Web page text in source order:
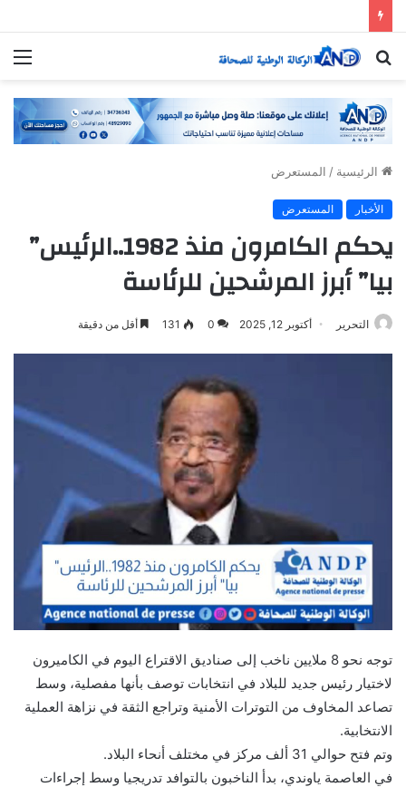
بحث
الرئيسية / المستعرض
الأخبار المستعرض
يحكم الكامرون منذ 1982..الرئيس”
بيا” أبرز المرشحين للرئاسة
التحرير أكتوبر 12, 2025 0
131 أقل من دقيقة
توجه نحو 8 ملايين ناخب إلى صناديق الاقتراع اليوم في الكاميرون
لاختيار رئيس جديد للبلاد في انتخابات توصف بأنها مفصلية، وسط
تصاعد المخاوف من التوترات الأمنية وتراجع الثقة في نزاهة العملية
الانتخابية.
وتم فتح حوالي 31 ألف مركز في مختلف أنحاء البلاد.
في العاصمة ياوندي، بدأ الناخبون بالتوافد تدريجيا وسط إجراءات